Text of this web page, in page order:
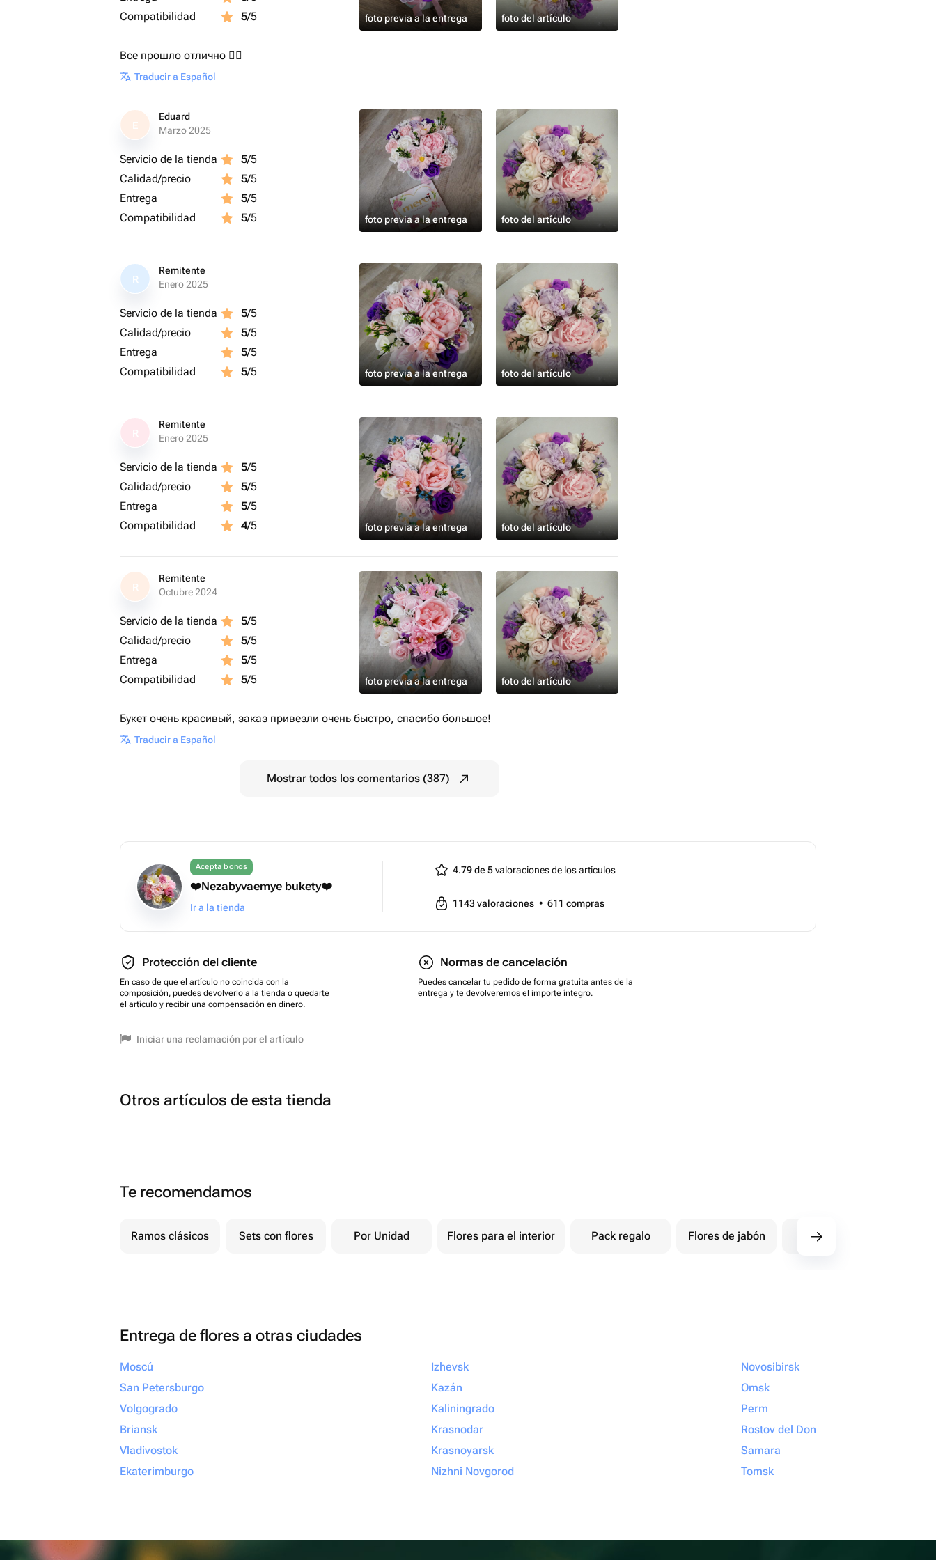
Compatibilidad
5/5 foto previa a la entrega foto del artículo
Все прошло отлично 👍🏻
Traducir a Español
E
Eduard
Marzo 2025
Servicio de la tienda 5/5
Calidad/precio
5/5
Entrega
5/5
Compatibilidad
5/5 foto previa a la entrega foto del artículo
R
Remitente
Enero 2025
Servicio de la tienda 5/5
Calidad/precio
5/5
Entrega
5/5
Compatibilidad
5/5 foto previa a la entrega foto del artículo
Remitente
Enero 2025
Servicio de la tienda 5/5
Calidad/precio
5/5
Entrega
5/5
Compatibilidad
4/5 foto previa a la entrega foto del artículo
R
Remitente
Octubre 2024
Servicio de la tienda 5/5
Calidad/precio
5/5
Entrega
5/5
Compatibilidad
5/5 foto previa a la entrega foto del artículo
Букет очень красивый, заказ привезли очень быстро, спасибо большое!
Traducir a Español
Mostrar todos los comentarios (387)
Acepta bonos
❤️Nezabyvaemye bukety❤️
Ir a la tienda
4.79 de 5valoraciones de los artículos
1143valoraciones • 611 compras
Protección del cliente
En caso de que el artículo no coincida con la
composición, puedes devolverlo a la tienda o quedarte
el artículo y recibir una compensación en dinero.
Normas de cancelación
Puedes cancelar tu pedido de forma gratuita antes de la
entrega y te devolveremos el importe íntegro.
Iniciar una reclamación por el artículo
Otros artículos de esta tienda
Te recomendamos
Ramos clásicos Sets con flores Por Unidad Flores para el interior Pack regalo Flores de jabón Postales
Entrega de flores a otras ciudades
Moscú
San Petersburgo
Volgogrado
Briansk
Vladivostok
Ekaterimburgo
Izhevsk
Kazán
Kaliningrado
Krasnodar
Krasnoyarsk
Nizhni Novgorod
Novosibirsk
Omsk
Perm
Rostov del Don
Samara
Tomsk